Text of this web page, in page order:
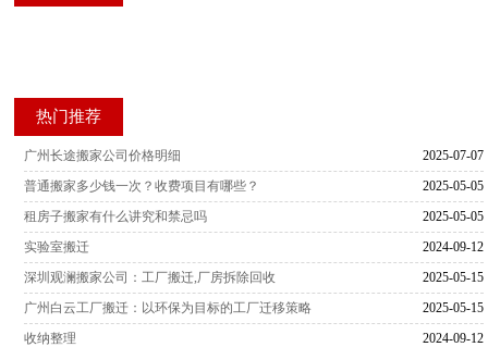
热门推荐
2025-07-07
广州长途搬家公司价格明细
2025-05-05
普通搬家多少钱一次？收费项目有哪些？
2025-05-05
租房子搬家有什么讲究和禁忌吗
2024-09-12
实验室搬迁
2025-05-15
深圳观澜搬家公司：工厂搬迁,厂房拆除回收
2025-05-15
广州白云工厂搬迁：以环保为目标的工厂迁移策略
2024-09-12
收纳整理